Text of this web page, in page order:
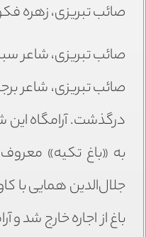
صائب تبریزی، زهره
صائب تبریزی، شاعر
درگذشت. آرامگاه این
جلال‌الدین همایی با
باغ از اجاره خارج شد